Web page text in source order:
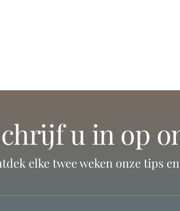
schrijf u in op
elke twee weken onze tips